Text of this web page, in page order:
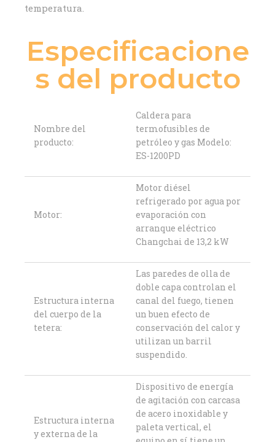
temperatura.
Especificacione
s del producto
Nombre del
producto:
Caldera para
termofusibles de
petróleo y gas Modelo:
ES-1200PD
Motor:
Motor diésel
refrigerado por agua por
evaporación con
arranque eléctrico
Changchai de 13,2 kW
Estructura interna
del cuerpo de la
tetera:
Las paredes de olla de
doble capa controlan el
canal del fuego, tienen
un buen efecto de
conservación del calor y
utilizan un barril
suspendido.
Estructura interna
y externa de la
Dispositivo de energía
de agitación con carcasa
de acero inoxidable y
paleta vertical, el